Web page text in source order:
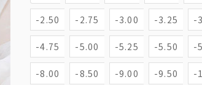
-2.50 -2.75 -3.00 -3.25 -
-4.75 -5.00 -5.25 -5.50 -
-8.00 -8.50 -9.00 -9.50 -